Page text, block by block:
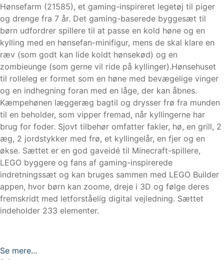
Hønsefarm (21585), et gaming-inspireret legetøj til piger
og drenge fra 7 år. Det gaming-baserede byggesæt til
børn udfordrer spillere til at passe en kold høne og en
kylling med en hønsefan-minifigur, mens de skal klare en
ræv (som godt kan lide koldt hønsekød) og en
zombieunge (som gerne vil ride på kyllinger).Hønsehuset
til rolleleg er formet som en høne med bevægelige vinger
og en indhegning foran med en låge, der kan åbnes.
Kæmpehønen læggeræg bagtil og drysser frø fra munden
til en beholder, som vipper fremad, når kyllingerne har
brug for foder. Sjovt tilbehør omfatter fakler, hø, en grill, 2
æg, 2 jordstykker med frø, et kyllingelår, en fjer og en
økse. Sættet er en god gaveidé til Minecraft-spillere,
LEGO byggere og fans af gaming-inspirerede
indretningssæt og kan bruges sammen med LEGO Builder
appen, hvor børn kan zoome, dreje i 3D og følge deres
fremskridt med letforståelig digital vejledning. Sættet
indeholder 233 elementer.
Se mere...